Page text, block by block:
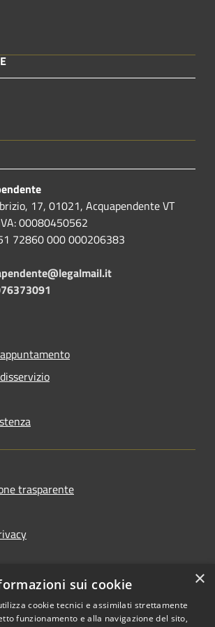
17, 01021, Acquapendente VT
00080450562
72860 000 000206383
trasparente
accessibilità
×
sui cookie
cookie tecnici e assimilati strettamente
funzionamento e alla navigazione del sito,